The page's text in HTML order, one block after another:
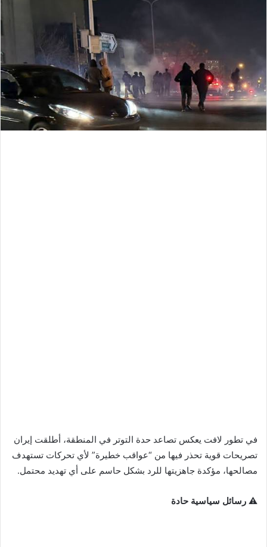
في تطور لافت يعكس تصاعد حدة التوتر في المنطقة، أطلقت إيران
تصريحات قوية تحذر فيها من “عواقب خطيرة” لأي تحركات تستهدف
مصالحها، مؤكدة جاهزيتها للرد بشكل حاسم على أي تهديد محتمل.
⚠ رسائل سياسية حادة